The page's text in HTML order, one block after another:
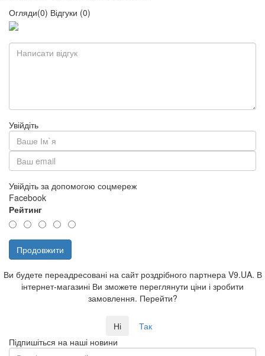
Огляди(0) Відгуки (0)
Увійдіть
Увійдіть за допомогою соцмереж
Facebook
Рейтинг
Продовжити
Ви будете переадресовані на сайт роздрібного партнера V9.UA. В
інтернет-магазині Ви зможете переглянути ціни і зробити
замовлення. Перейти?
Ні
Так
Підпишіться на наші новини